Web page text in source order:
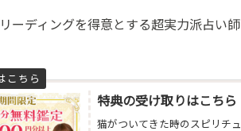
ーディングを得意とする超実力派占い
特典の受け取りはこちら
猫がついてきた時のスピリチ